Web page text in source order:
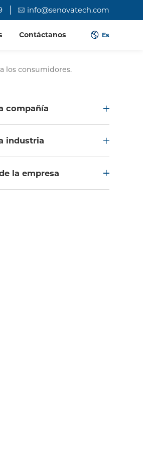
info@senovatech.com
Contáctanos Es
los consumidores.
compañía
industria
la empresa